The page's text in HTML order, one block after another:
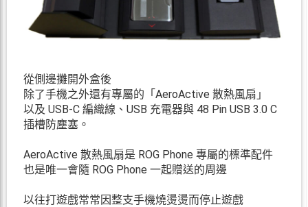
從側邊攤開外盒後
除了手機之外還有專屬的「AeroActive 散熱風扇」
以及 USB-C 編織線、USB 充電器與 48 Pin USB 3.0 C
插槽防塵塞。
AeroActive 散熱風扇是 ROG Phone 專屬的標準配件
也是唯一會隨 ROG Phone 一起贈送的周邊
以往打遊戲常常因整支手機燒燙燙而停止遊戲